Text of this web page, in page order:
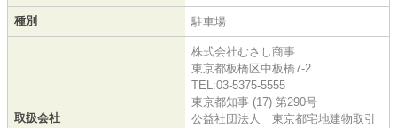
種別 駐車場
取扱会社
株式会社むさし商事
東京都板橋区中板橋7-2
TEL:03-5375-5555
東京都知事 (17) 第290号
公益社団法人 東京都宅地建物取引